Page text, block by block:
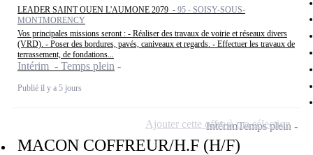
LEADER SAINT OUEN L'AUMONE 2079 - 95 - SOISY-SOUS-
MONTMORENCY
Vos principales missions seront : - Réaliser des travaux de voirie et réseaux divers
(VRD). - Poser des bordures, pavés, caniveaux et regards. - Effectuer les travaux de
terrassement, de fondations...
Intérim - Temps plein
Publié il y a 5 jours
MACON COFFREUR/H.F (H/F)
IntérimTemps plein
Ajouter cette offre à ma sélection